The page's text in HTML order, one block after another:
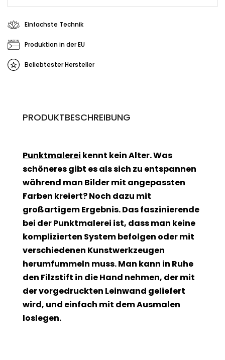
Einfachste Technik
Produktion in der EU
Beliebtester Hersteller
PRODUKTBESCHREIBUNG
Punktmalerei kennt kein Alter. Was
schöneres gibt es als sich zu entspannen
während man Bilder mit angepassten
Farben kreiert? Noch dazu mit
großartigem Ergebnis. Das faszinierende
bei der Punktmalerei ist, dass man keine
komplizierten System befolgen oder mit
verschiedenen Kunstwerkzeugen
herumfummeln muss. Man kann in Ruhe
den Filzstift in die Hand nehmen, der mit
der vorgedruckten Leinwand geliefert
wird, und einfach mit dem Ausmalen
loslegen.